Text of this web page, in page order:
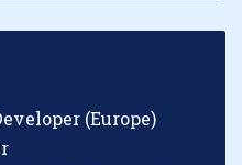
(Europe)